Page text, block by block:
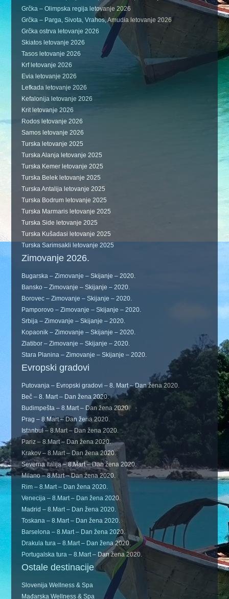
Grčka – Olimpska regija letovanje 2026
Grčka – Parga, Sivota, Vrahos, Amudia letovanje 2026
Grčka ostrva letovanje 2026
Skiatos letovanje 2026
Tasos letovanje 2026
Krf letovanje 2026
Evia letovanje 2026
Lefkada letovanje 2026
Kefalonija letovanje 2026
Krit letovanje 2026
Rodos letovanje 2026
Samos letovanje 2026
Turska letovanje 2025
Turska Alanja letovanje 2025
Turska Kemer letovanje 2025
Turska Belek letovanje 2025
Turska Antalija letovanje 2025
Turska Bodrum letovanje 2025
Turska Marmaris letovanje 2025
Turska Side letovanje 2025
Turska Kušadasi letovanje 2025
Turska Sarimsakli letovanje 2025
Zimovanje 2026.
Bugarska – Zimovanje – Skijanje – 2020.
Bansko – Zimovanje – Skijanje – 2020.
Borovec – Zimovanje – Skijanje – 2020.
Pamporovo – Zimovanje – Skijanje – 2020.
Srbija – Zimovanje – Skijanje – 2020.
Kopaonik – Zimovanje – Skijanje – 2020.
Zlatibor – Zimovanje – Skijanje – 2020.
Stara Planina – Zimovanje – Skijanje – 2020.
Evropski gradovi
Putovanja – Evropski gradovi – 8. Mart – Dan žena 2020.
Beč – 8. Mart – Dan žena 2020.
Budimpešta – 8.Mart – Dan žena 2020.
Prag – 8.Mart – Dan žena 2020.
Istanbul – 8.Mart – Dan žena 2020.
Pariz – 8.Mart – Dan žena 2020.
Krakov – 8.Mart – Dan žena 2020.
Severna Italija – 8.Mart – Dan žena 2020.
Milano – 8.Mart – Dan žena 2020.
Rim – 8.Mart – Dan žena 2020.
Venecija – 8.Mart – Dan žena 2020.
Madrid – 8.Mart – Dan žena 2020.
Toskana – 8.Mart – Dan žena 2020.
Barselona – 8.Mart – Dan žena 2020.
Drakula tura – 8.Mart – Dan žena 2020.
Portugalska tura – 8.Mart – Dan žena 2020.
Ostale destinacije
Slovenija Wellness & Spa
Mađarska Wellness & Spa